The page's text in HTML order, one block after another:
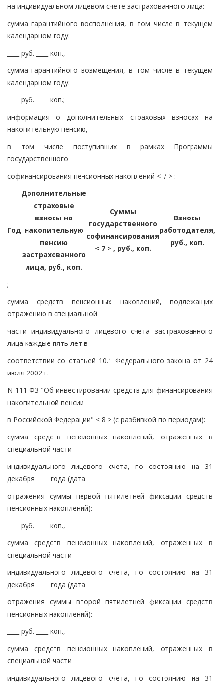
на индивидуальном лицевом счете застрахованного лица:
сумма гарантийного восполнения, в том числе в текущем
календарном году:
____ руб. ____ коп.,
сумма гарантийного возмещения, в том числе в текущем
календарном году:
____ руб. ____ коп.;
информация о дополнительных страховых взносах на
накопительную пенсию,
в том числе поступивших в рамках Программы
государственного
софинансирования пенсионных накоплений < 7 > :
Год
Дополнительные
страховые
взносы на
накопительную
пенсию
застрахованного
лица, руб., коп.
Суммы
государственного
софинансирования
< 7 > , руб., коп.
Взносы
работодателя,
руб., коп.
;
сумма средств пенсионных накоплений, подлежащих
отражению в специальной
части индивидуального лицевого счета застрахованного
лица каждые пять лет в
соответствии со статьей 10.1 Федерального закона от 24
июля 2002 г.
N 111-ФЗ "Об инвестировании средств для финансирования
накопительной пенсии
в Российской Федерации" < 8 > (с разбивкой по периодам):
сумма средств пенсионных накоплений, отраженных в
специальной части
индивидуального лицевого счета, по состоянию на 31
декабря ____ года (дата
отражения суммы первой пятилетней фиксации средств
пенсионных накоплений):
____ руб. ____ коп.,
сумма средств пенсионных накоплений, отраженных в
специальной части
индивидуального лицевого счета, по состоянию на 31
декабря ____ года (дата
отражения суммы второй пятилетней фиксации средств
пенсионных накоплений):
____ руб. ____ коп.,
сумма средств пенсионных накоплений, отраженных в
специальной части
индивидуального лицевого счета, по состоянию на 31